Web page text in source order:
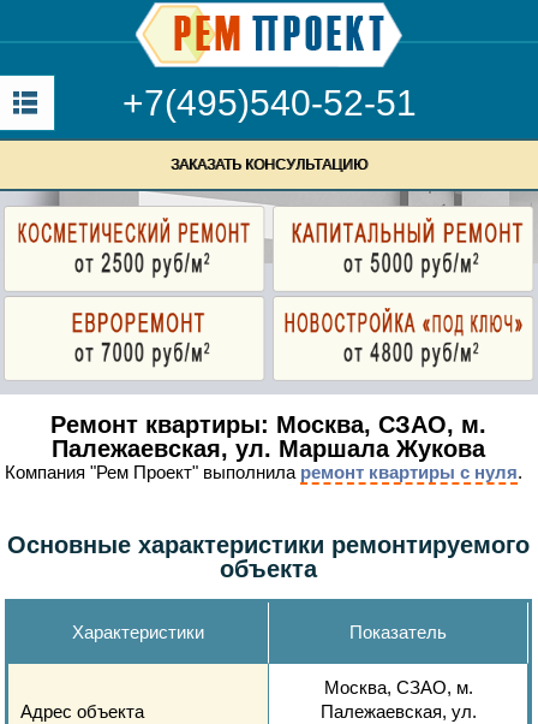
+7(495)540-52-51
ЗАКАЗАТЬ КОНСУЛЬТАЦИЮ
Ремонт квартиры: Москва, СЗАО, м.
Палежаевская, ул. Маршала Жукова
Компания "Рем Проект" выполнила ремонт квартиры с нуля.
Основные характеристики ремонтируемого
объекта
Характеристики Показатель
Адрес объекта
Москва, СЗАО, м.
Палежаевская, ул.